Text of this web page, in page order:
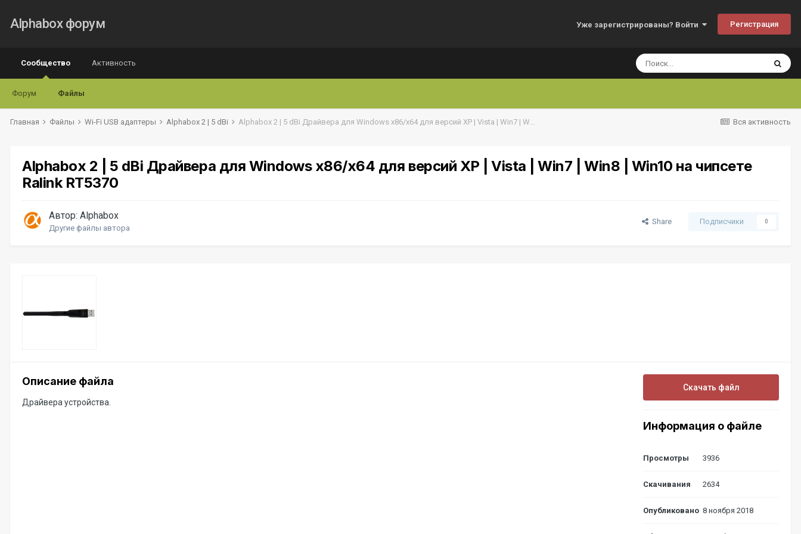
Alphabox форум Уже зарегистрированы? Войти Регистрация
Сообщество
Форум Файлы
Активность
Вся активность
Главная Файлы Wi-Fi USB адаптеры Alphabox 2 | 5 dBi Alphabox 2 | 5 dBi Драйвера для Windows x86/x64 для версий XP | Vista | Win7 | Win8 | Win10 на чипсете Ralink RT5370
Alphabox 2 | 5 dBi Драйвера для Windows x86/x64 для версий XP | Vista | Win7 | Win8 | Win10 на чипсете
Ralink RT5370
Автор: Alphabox
Другие файлы автора
Share Подписчики 0
Описание файла
Драйвера устройства.
Скачать файл
Информация о файле
Просмотры 3936
Скачивания 2634
Опубликовано 8 ноября 2018